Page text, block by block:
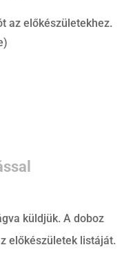
az előkészületekhez.
küldjük. A doboz
előkészületek listáját.